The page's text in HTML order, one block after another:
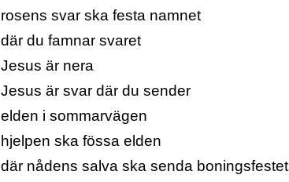
rosens svar ska festa namnet
där du famnar svaret
Jesus är nera
Jesus är svar där du sender
elden i sommarvägen
hjelpen ska fössa elden
där nådens salva ska senda boningsfestet